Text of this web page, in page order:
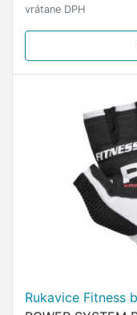
vrátane DPH
Rukavice Fitness